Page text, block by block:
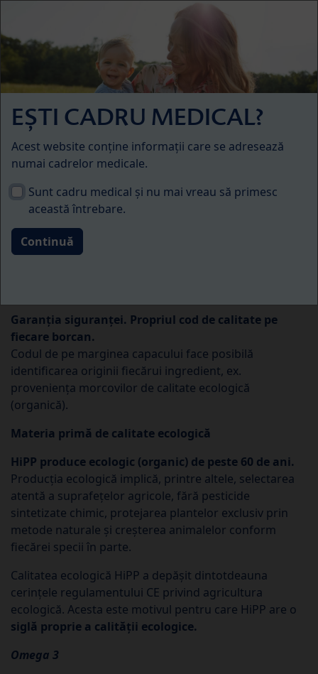
HiPP Alimente complementare & băuturi
Alimente ecologice: un PLUS în fiecare
borcan
Garanția siguranței. Propriul cod de calitate pe
fiecare borcan.
Codul de pe marginea capacului face posibilă
identificarea originii fiecărui ingredient, ex.
proveniența morcovilor de calitate ecologică
(organică).
Materia primă de calitate ecologică
HiPP produce ecologic (organic) de peste 60 de ani.
Producția ecologică implică, printre altele, selectarea
atentă a suprafețelor agricole, fără pesticide
sintetizate chimic, protejarea plantelor exclusiv prin
metode naturale și creșterea animalelor conform
fiecărei specii în parte.
Calitatea ecologică HiPP a depășit dintotdeauna
cerințele regulamentului CE privind agricultura
ecologică. Acesta este motivul pentru care HiPP are o
siglă proprie a calității ecologice.
Omega 3
EȘTI CADRU MEDICAL?
Acest website conține informații care se adresează
numai cadrelor medicale.
Sunt cadru medical și nu mai vreau să primesc
această întrebare.